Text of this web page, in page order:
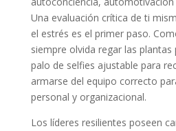
Una evaluación crítica de ti
el estrés es el primer paso.
siempre olvida regar las
palo de selfies ajustable para
armarse del equipo correcto
personal y organizacional.
Los líderes resilientes poseen